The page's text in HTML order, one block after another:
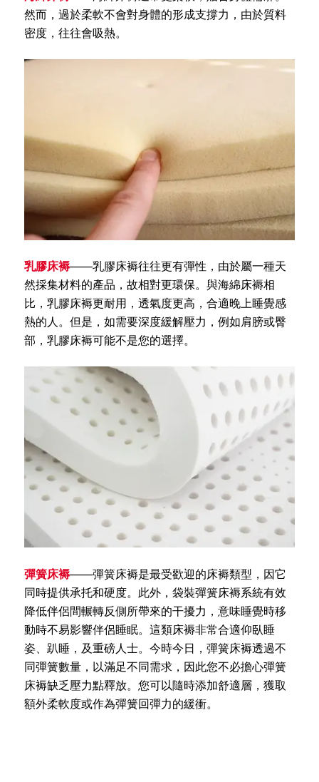
然而，過於柔軟不會對身體的形成支撐力，由於質料
密度，往往會吸熱。
乳膠床褥——乳膠床褥往往更有彈性，由於屬一種天
然採集材料的產品，故相對更環保。與海綿床褥相
比，乳膠床褥更耐用，透氣度更高，合適晚上睡覺感
熱的人。但是，如需要深度緩解壓力，例如肩膀或臀
部，乳膠床褥可能不是您的選擇。
彈簧床褥——彈簧床褥是最受歡迎的床褥類型，因它
同時提供承托和硬度。此外，袋裝彈簧床褥系統有效
降低伴侶間輾轉反側所帶來的干擾力，意味睡覺時移
動時不易影響伴侶睡眠。這類床褥非常合適仰臥睡
姿、趴睡，及重磅人士。今時今日，彈簧床褥透過不
同彈簧數量，以滿足不同需求，因此您不必擔心彈簧
床褥缺乏壓力點釋放。您可以隨時添加舒適層，獲取
額外柔軟度或作為彈簧回彈力的緩衝。